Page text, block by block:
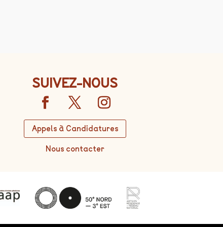
SUIVEZ-NOUS
Appels à Candidatures
Nous contacter